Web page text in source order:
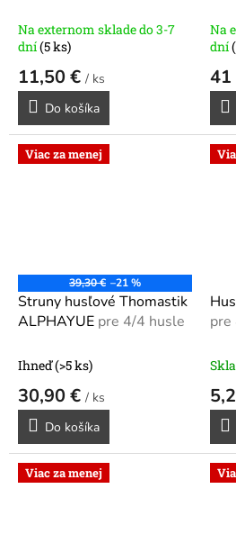
Na externom sklade do 3-7
dní(5 ks)
11,50 € / ks
Do košíka
Na
dní
41
Viac za menej
39,30 € –21 %
Struny husľové Thomastik
ALPHAYUE pre 4/4 husle
Ihneď(>5 ks)
30,90 € / ks
Do košíka
pre
Viac za menej